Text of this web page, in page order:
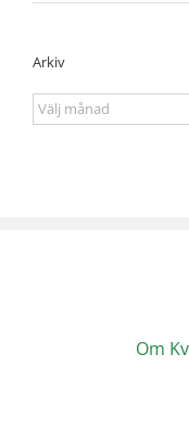
Arkiv
Arkiv
Om